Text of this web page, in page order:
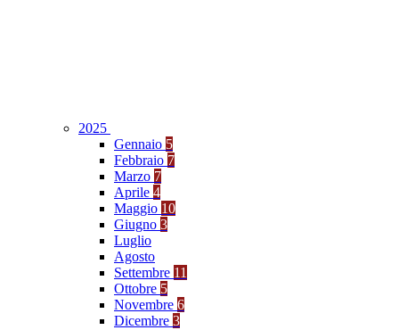
2025
Gennaio 5
Febbraio 7
Marzo 7
Aprile 4
Maggio 10
Giugno 3
Luglio
Agosto
Settembre 11
Ottobre 5
Novembre 6
Dicembre 3